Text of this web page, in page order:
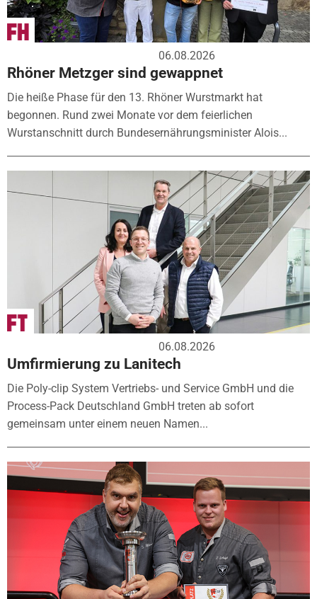
06.08.2026
Rhöner Metzger sind gewappnet
Die heiße Phase für den 13. Rhöner Wurstmarkt hat
begonnen. Rund zwei Monate vor dem feierlichen
Wurstanschnitt durch Bundesernährungsminister Alois...
06.08.2026
Umfirmierung zu Lanitech
Die Poly-clip System Vertriebs- und Service GmbH und die
Process-Pack Deutschland GmbH treten ab sofort
gemeinsam unter einem neuen Namen...